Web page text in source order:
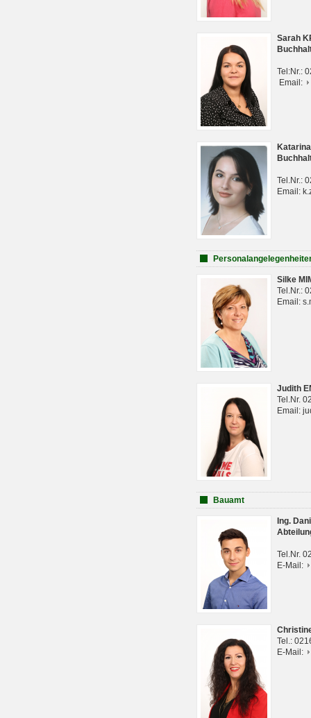
Sarah
Tel:Nr.:
Email:
Tel.Nr.:
Email:
Silke
Tel.Nr.:
Email:
Judith
Tel.Nr.
Email:
Bauamt
Ing.
Tel.Nr.
E-Mail:
Tel.:
E-Mail: